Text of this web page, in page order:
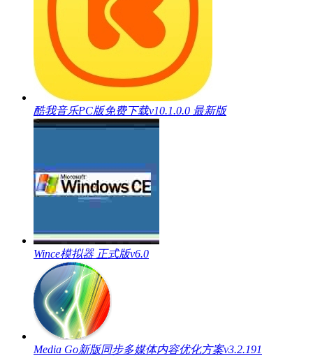
酷我音乐PC版免费下载v10.1.0.0 最新版
Wince模拟器 正式版v6.0
Media Go新版同步多媒体内容优化方案v3.2.191